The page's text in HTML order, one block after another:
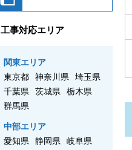
工事対応エリア
関東エリア
東京都
神奈川県
埼玉県
千葉県
茨城県
栃木県
群馬県
中部エリア
愛知県
静岡県
岐阜県